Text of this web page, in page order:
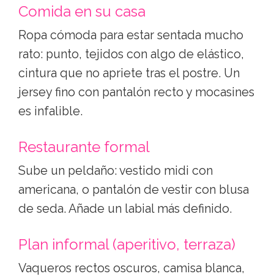
Comida en su casa
Ropa cómoda para estar sentada mucho
rato: punto, tejidos con algo de elástico,
cintura que no apriete tras el postre. Un
jersey fino con pantalón recto y mocasines
es infalible.
Restaurante formal
Sube un peldaño: vestido midi con
americana, o pantalón de vestir con blusa
de seda. Añade un labial más definido.
Plan informal (aperitivo, terraza)
Vaqueros rectos oscuros, camisa blanca,